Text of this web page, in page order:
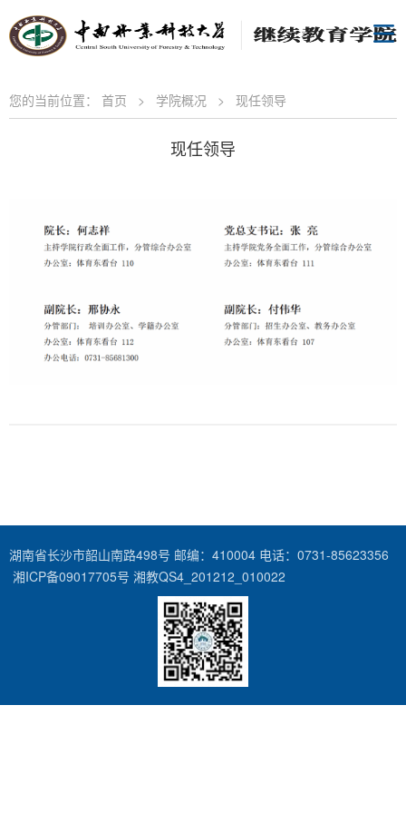
您的当前位置： 首页 > 学院概况 > 现任领导
现任领导
湖南省长沙市韶山南路498号 邮编：410004 电话：0731-85623356
湘ICP备09017705号 湘教QS4_201212_010022